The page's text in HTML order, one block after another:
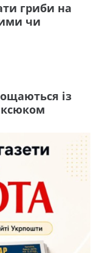
гриби на
чи
із